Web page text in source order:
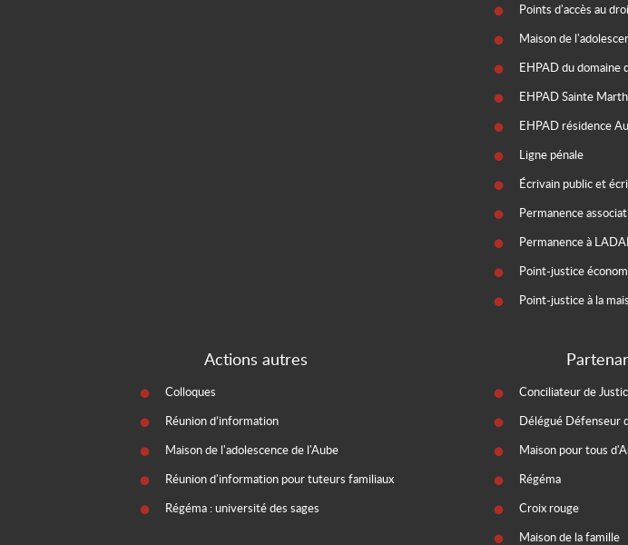
Points d'accès au
Maison de
EHPAD du domaine
EHPAD Sainte
EHPAD résidence
Ligne pénale
Écrivain public et
Permanence
Permanence à
Point-justice
Point-justice à la
Actions autres
Colloques
Réunion d’information
Maison de l'adolescence de l'Aube
Réunion d'information pour tuteurs familiaux
Régéma : université des sages
Conciliateur de
Délégué Défenseur
Maison pour tous
Régéma
Croix rouge
Maison de la famille